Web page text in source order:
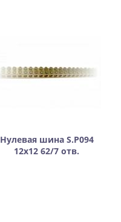
Нулевая шина S.P094
12х12 62/7 отв.